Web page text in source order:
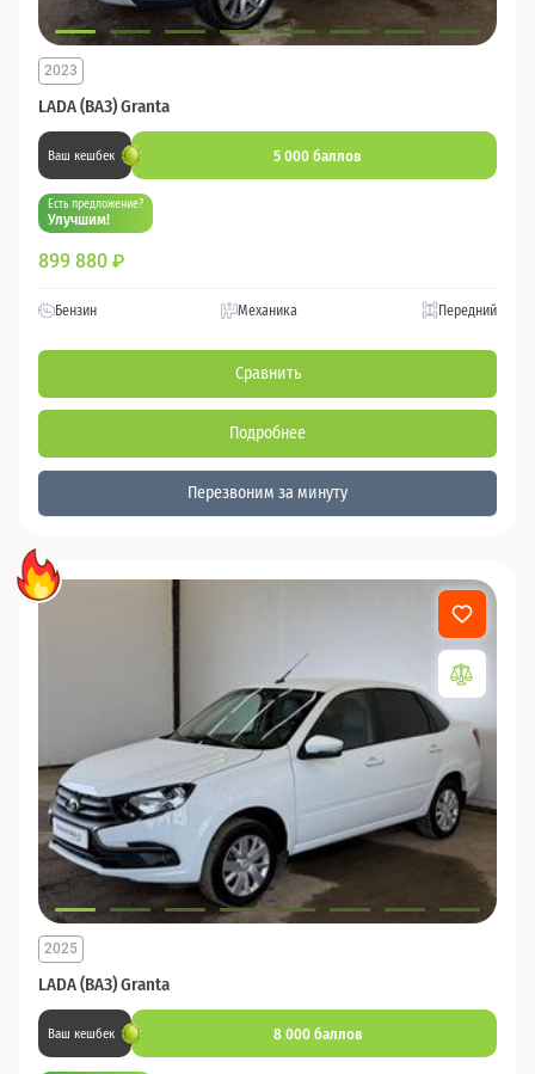
LADA (ВАЗ) Granta
2023
Ваш кешбек 5 000 баллов
Есть предложение?
Улучшим!
899 880 ₽
Бензин Механика Передний
Сравнить
Подробнее
Перезвоним за минуту
LADA (ВАЗ) Granta
2025
Ваш кешбек 8 000 баллов